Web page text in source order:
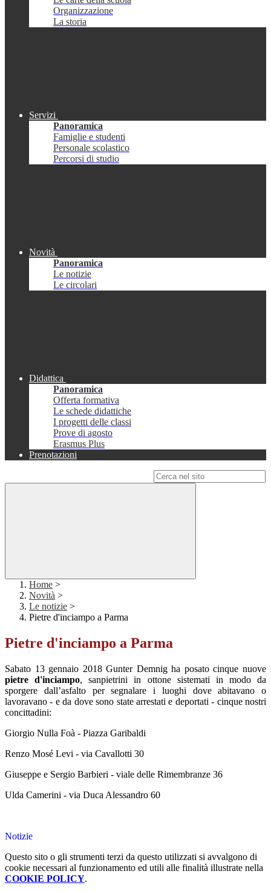
Organizzazione
La storia
Servizi
Panoramica
Famiglie e studenti
Personale scolastico
Percorsi di studio
Novità
Panoramica
Le notizie
Le circolari
Didattica
Panoramica
Offerta formativa
Le schede didattiche
I progetti delle classi
Prove di agosto
Erasmus Plus
Prenotazioni
Home >
Novità >
Le notizie >
Pietre d'inciampo a Parma
Pietre d'inciampo a Parma
Sabato 13 gennaio 2018 Gunter Demnig ha posato cinque nuove
pietre d'inciampo, sanpietrini in ottone sistemati in modo da
sporgere dall’asfalto per segnalare i luoghi dove abitavano o
lavoravano - e da dove sono state arrestati e deportati - cinque nostri
concittadini:
Giorgio Nulla Foà - Piazza Garibaldi
Renzo Mosé Levi - via Cavallotti 30
Giuseppe e Sergio Barbieri - viale delle Rimembranze 36
Ulda Camerini - via Duca Alessandro 60
Notizie
Questo sito o gli strumenti terzi da questo utilizzati si avvalgono di
cookie necessari al funzionamento ed utili alle finalità illustrate nella
COOKIE POLICY.